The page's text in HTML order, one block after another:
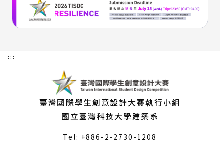
:::
臺灣國際學生創意設計大賽執行小組
國立臺灣科技大學建築系
Tel: +886-2-2730-1208